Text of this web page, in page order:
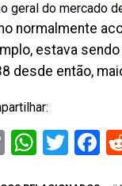
geral do mercado
normalmente
estava
desde então,
Copy